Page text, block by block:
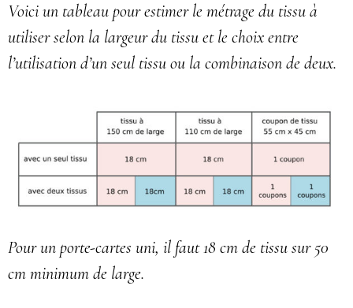
Voici un tableau pour estimer le métrage du tissu à
utiliser selon la largeur du tissu et le choix entre
l’utilisation d’un seul tissu ou la combinaison de deux.
Pour un porte-cartes uni, il faut 18 cm de tissu sur 50
cm minimum de large.